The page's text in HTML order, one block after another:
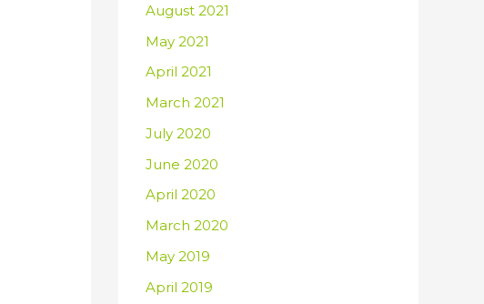
August 2021
May 2021
April 2021
March 2021
July 2020
June 2020
April 2020
March 2020
May 2019
April 2019